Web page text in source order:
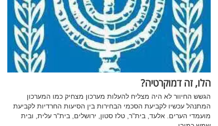
הלו, זה דמוקרטיה?
הגשש החיוור לא היה מצליח להעלות מערכון מצחיק כמו המערכון
המתנהל עכשיו לקביעת הסכמי הבחירות בין הסיעות החרדיות לקביעת
מועמדי הערים. אלעד, בית"ר, טלז סטון, ירושלים, בית"ר עלית, ובית